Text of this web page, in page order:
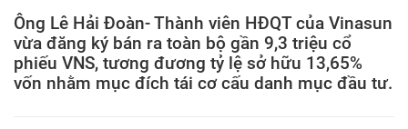
Ông Lê Hải Đoàn- Thành viên HĐQT của Vinasun
vừa đăng ký bán ra toàn bộ gần 9,3 triệu cổ
phiếu VNS, tương đương tỷ lệ sở hữu 13,65%
vốn nhằm mục đích tái cơ cấu danh mục đầu tư.